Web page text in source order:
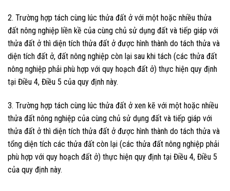
2. Trường hợp tách cùng lúc thửa đất ở với một hoặc nhiều thửa
đất nông nghiệp liền kề của cùng chủ sử dụng đất và tiếp giáp với
thửa đất ở thì diện tích thửa đất ở được hình thành do tách thửa và
diện tích đất ở, đất nông nghiệp còn lại sau khi tách (các thửa đất
nông nghiệp phải phù hợp với quy hoạch đất ở) thực hiện quy định
tại Điều 4, Điều 5 của quy định này.
3. Trường hợp tách cùng lúc thửa đất ở xen kẽ với một hoặc nhiều
thửa đất nông nghiệp của cùng chủ sử dụng đất và tiếp giáp với
thửa đất ở thì diện tích thửa đất ở được hình thành do tách thửa và
tổng diện tích các thửa đất còn lại (các thửa đất nông nghiệp phải
phù hợp với quy hoạch đất ở) thực hiện quy định tại Điều 4, Điều 5
của quy định này.